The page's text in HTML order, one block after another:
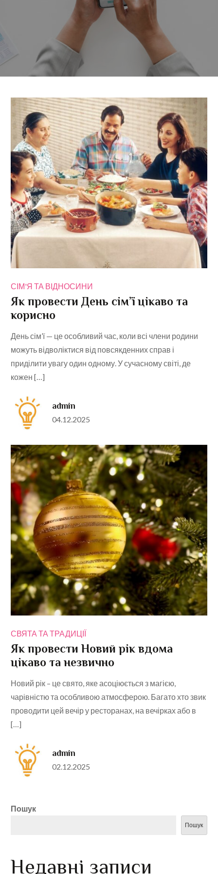
СІМ'Я ТА ВІДНОСИНИ
Як провести День сім’ї цікаво та
корисно
День сім’ї — це особливий час, коли всі члени родини
можуть відволіктися від повсякденних справ і
приділити увагу один одному. У сучасному світі, де
кожен […]
admin
Posted
04.12.2025
СВЯТА ТА ТРАДИЦІЇ
Як провести Новий рік вдома
цікаво та незвично
Новий рік – це свято, яке асоціюється з магією,
чарівністю та особливою атмосферою. Багато хто звик
проводити цей вечір у ресторанах, на вечірках або в
[…]
admin
Posted
02.12.2025
Пошук
Пошук
Недавні записи